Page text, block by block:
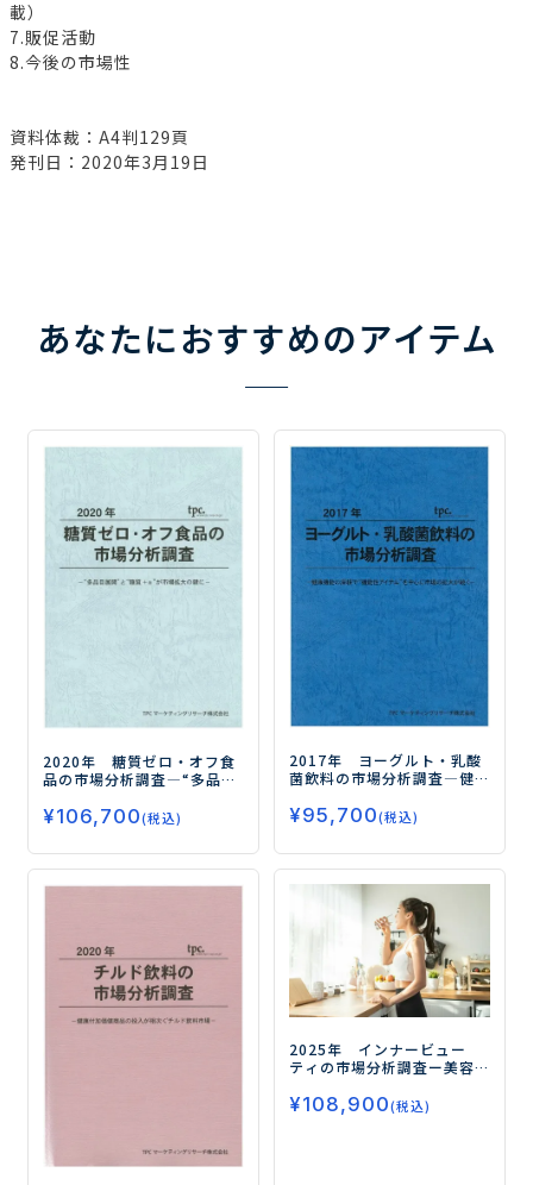
載）
7.販促活動
8.今後の市場性
資料体裁：A4判129頁
発刊日：2020年3月19日
あなたにおすすめのアイテム
2020年 糖質ゼロ・オフ食
品の市場分析調査―“多品目
市場拡大の鍵に―
¥106,700(税込)
2017年 ヨーグルト・乳酸
菌飲料の市場分析調査―健
テム”を中心に市場の拡大が
続く―
¥95,700(税込)
2025年 インナービュー
ティの市場分析調査ー美容
鍵ー
¥108,900(税込)